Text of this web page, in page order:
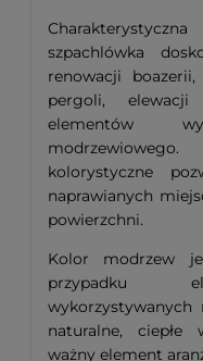
szpachlówka
renowacji
pergoli,
elementów
kolorystyczne
naprawianych
powierzchni.
Kolor modrzew
przypadku
naturalne, ciepłe
ważny element